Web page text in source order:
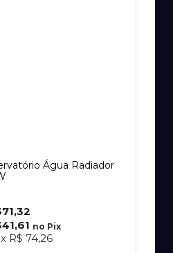
Água Radiador
no Pix
R$ 74,26